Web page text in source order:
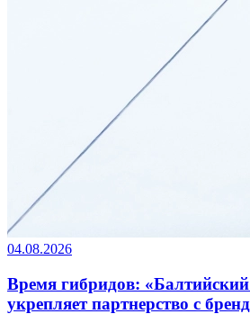
04.08.2026
Время гибридов:
укрепляет партнерство с